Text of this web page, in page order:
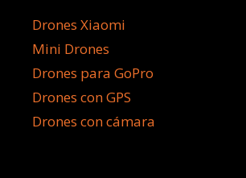
Drones Xiaomi
Mini Drones
Drones para GoPro
Drones con GPS
Drones con cámara